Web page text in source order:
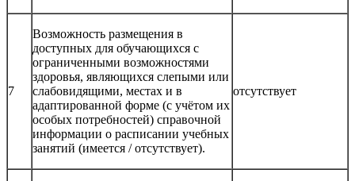
7
Возможность размещения в
доступных для обучающихся с
ограниченными возможностями
здоровья, являющихся слепыми или
слабовидящими, местах и в
адаптированной форме (с учётом их
особых потребностей) справочной
информации о расписании учебных
занятий (имеется / отсутствует).
отсутствует